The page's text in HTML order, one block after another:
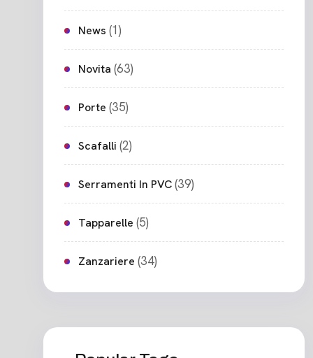
News (1)
Novita (63)
Porte (35)
Scafalli (2)
Serramenti In PVC(39)
Tapparelle (5)
Zanzariere (34)